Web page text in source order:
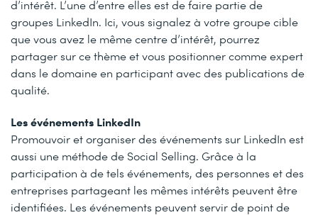
d’intérêt. L’une d’entre elles est de faire partie de
groupes LinkedIn. Ici, vous signalez à votre groupe cible
que vous avez le même centre d’intérêt, pourrez
partager sur ce thème et vous positionner comme expert
dans le domaine en participant avec des publications de
qualité.
Les événements LinkedIn
Promouvoir et organiser des événements sur LinkedIn est
aussi une méthode de Social Selling. Grâce à la
participation à de tels événements, des personnes et des
entreprises partageant les mêmes intérêts peuvent être
identifiées. Les événements peuvent servir de point de